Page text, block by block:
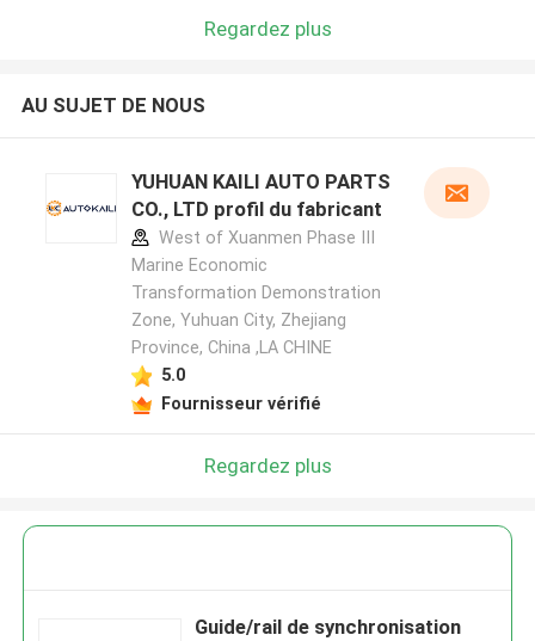
Regardez plus
AU SUJET DE NOUS
YUHUAN KAILI AUTO PARTS
CO., LTD profil du fabricant
West of Xuanmen Phase III
Marine Economic
Transformation Demonstration
Zone, Yuhuan City, Zhejiang
Province, China ,LA CHINE
5.0
Fournisseur vérifié
Regardez plus
Guide/rail de synchronisation